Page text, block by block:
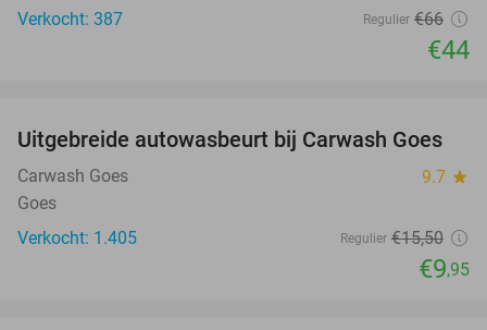
Verkocht: 387
Regulier €66
€44
36%
Uitgebreide autowasbeurt bij Carwash Goes
Carwash Goes 9.7 star
Goes
Verkocht: 1.405
Regulier €15,50
€9,95